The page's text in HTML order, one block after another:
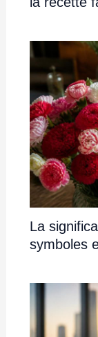
La
symboles